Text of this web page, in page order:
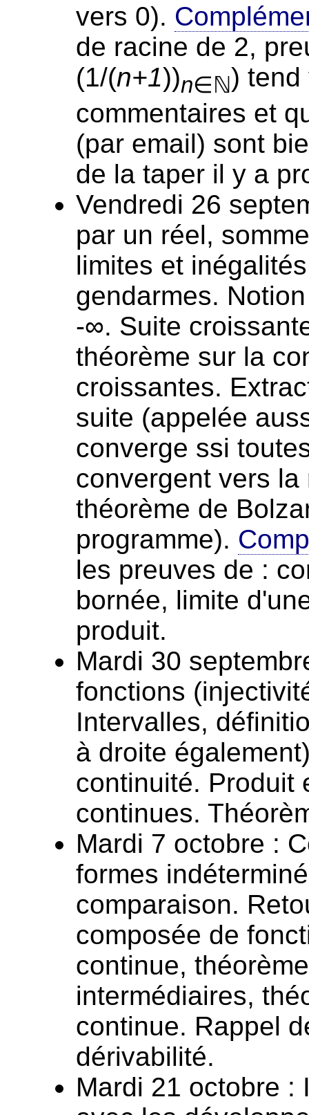
vers 0).
de racine de 2,
(1/(n+1))n∈ℕ) tend
commentaires et
(par email) sont
de la taper il y a
Vendredi 26
par un réel,
limites et
gendarmes.
-∞. Suite
théorème sur la
croissantes.
suite (appelée
converge ssi
convergent vers
théorème de
programme).
les preuves de :
bornée, limite
produit.
Mardi 30
fonctions
Intervalles,
à droite
continuité. Produit
continues.
Mardi 7 octobre :
formes
comparaison.
composée de
continue,
intermédiaires,
continue. Rappel
dérivabilité.
Mardi 21 octobre :